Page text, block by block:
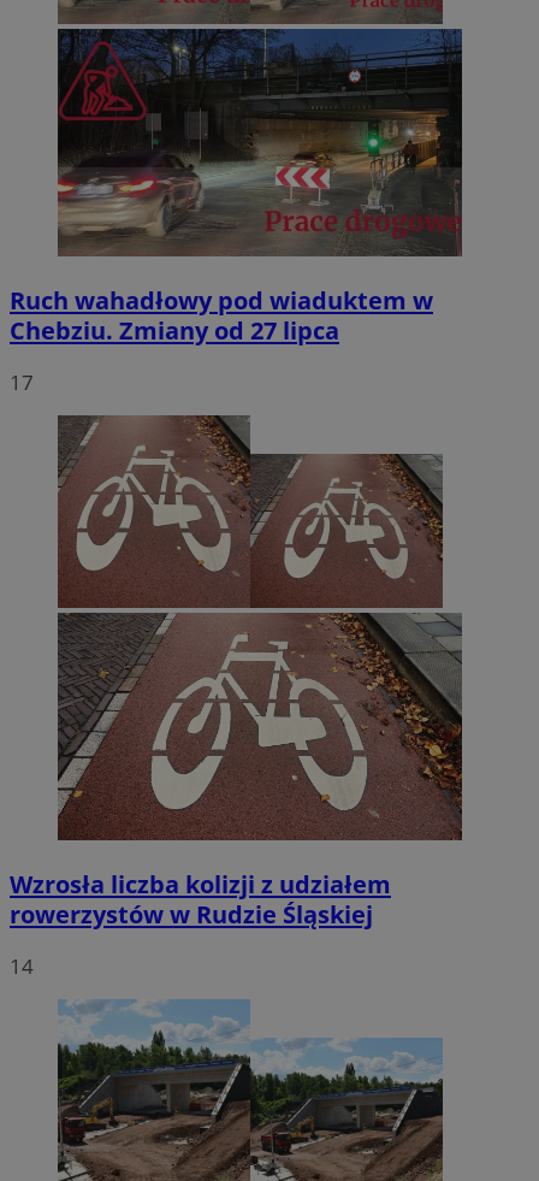
Ruch wahadłowy pod wiaduktem w
Chebziu. Zmiany od 27 lipca
17
Wzrosła liczba kolizji z udziałem
rowerzystów w Rudzie Śląskiej
14